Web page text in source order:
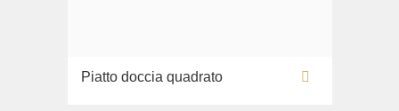
Piatto doccia quadrato